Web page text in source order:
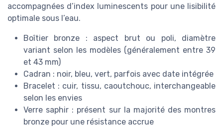
accompagnées d’index luminescents pour une lisibilité
optimale sous l’eau.
Boîtier bronze : aspect brut ou poli, diamètre
variant selon les modèles (généralement entre 39
et 43 mm)
Cadran : noir, bleu, vert, parfois avec date intégrée
Bracelet : cuir, tissu, caoutchouc, interchangeable
selon les envies
Verre saphir : présent sur la majorité des montres
bronze pour une résistance accrue